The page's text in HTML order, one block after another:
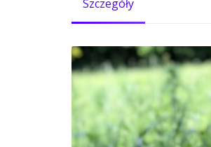
Szczegóły